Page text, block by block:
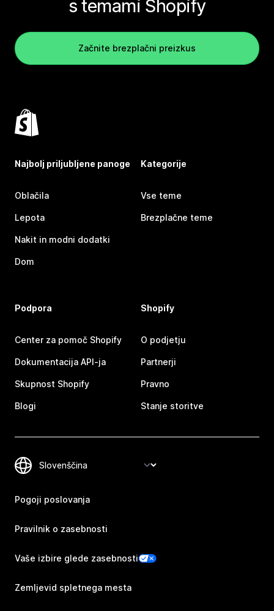
s temami Shopify
Začnite brezplačni preizkus
Najbolj priljubljene panoge
Oblačila
Lepota
Nakit in modni dodatki
Dom
Kategorije
Vse teme
Brezplačne teme
Podpora
Center za pomoč Shopify
Dokumentacija API-ja
Skupnost Shopify
Blogi
Shopify
O podjetju
Partnerji
Pravno
Stanje storitve
Pogoji poslovanja
Pravilnik o zasebnosti
Vaše izbire glede zasebnosti
Zemljevid spletnega mesta